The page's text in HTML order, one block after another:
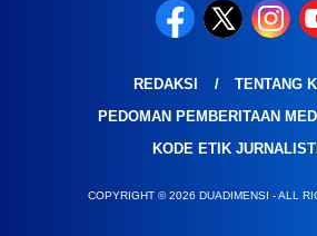
REDAKSI
TENTANG
PEDOMAN PEMBERITAAN
KODE ETIK
COPYRIGHT © 2026 DUADIMENSI - ALL